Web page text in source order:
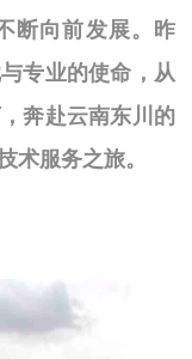
断向前发展。昨
专业的使命，从
奔赴云南东川的
术服务之旅。